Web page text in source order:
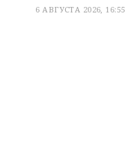
6 АВГУСТА 2026, 16:55